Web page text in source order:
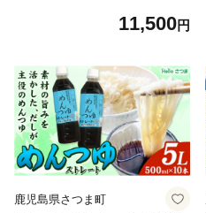
く)》鹿児島県 さつま市 和菓
11,500円
鹿児島県さつま町